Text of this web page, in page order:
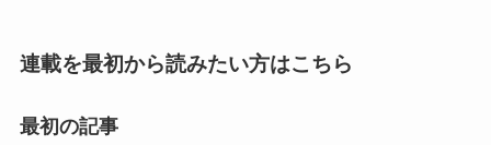
連載を最初から読みたい方はこちら
最初の記事